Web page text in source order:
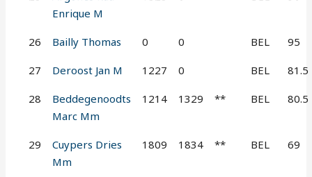
Enrique M
26 Bailly Thomas 0 0 BEL 95
27 Deroost Jan M 1227 0 BEL 81.5
28
Beddegenoodts
Marc Mm
1214 1329 ** BEL 80.5
29
Cuypers Dries
Mm
1809 1834 ** BEL 69